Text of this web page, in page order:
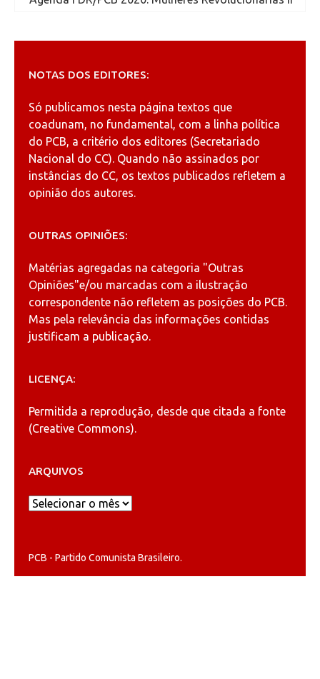
NOTAS DOS EDITORES:
Só publicamos nesta página textos que
coadunam, no fundamental, com a linha política
do PCB, a critério dos editores (Secretariado
Nacional do CC). Quando não assinados por
instâncias do CC, os textos publicados refletem a
opinião dos autores.
OUTRAS OPINIÕES:
Matérias agregadas na categoria "Outras
Opiniões"e/ou marcadas com a ilustração
correspondente não refletem as posições do PCB.
Mas pela relevância das informações contidas
justificam a publicação.
LICENÇA:
Permitida a reprodução, desde que citada a fonte
(Creative Commons).
ARQUIVOS
Arquivos
PCB - Partido Comunista Brasileiro.